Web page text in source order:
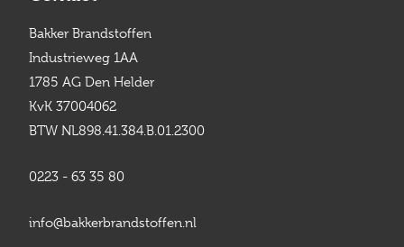
Bakker Brandstoffen
Industrieweg 1AA
1785 AG Den Helder
KvK 37004062
BTW NL898.41.384.B.01.2300
0223 - 63 35 80
info@bakkerbrandstoffen.nl